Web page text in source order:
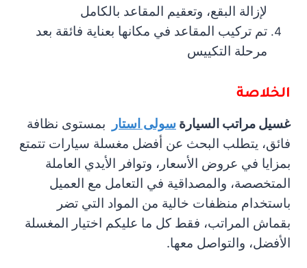
لإزالة البقع، وتعقيم المقاعد بالكامل
تم تركيب المقاعد في مكانها بعناية فائقة بعد
مرحلة التكييس
الخلاصة
غسيل مراتب السيارة سولى استار
بمستوى نظافة
فائق، يتطلب البحث عن أفضل مغسلة سيارات تتمتع
بمزايا في عروض الأسعار، وتوافر الأيدي العاملة
المتخصصة، والمصداقية في التعامل مع العميل
باستخدام منظفات خالية من المواد التي تضر
بقماش المراتب، فقط كل ما عليكم اختيار المغسلة
الأفضل، والتواصل معها.